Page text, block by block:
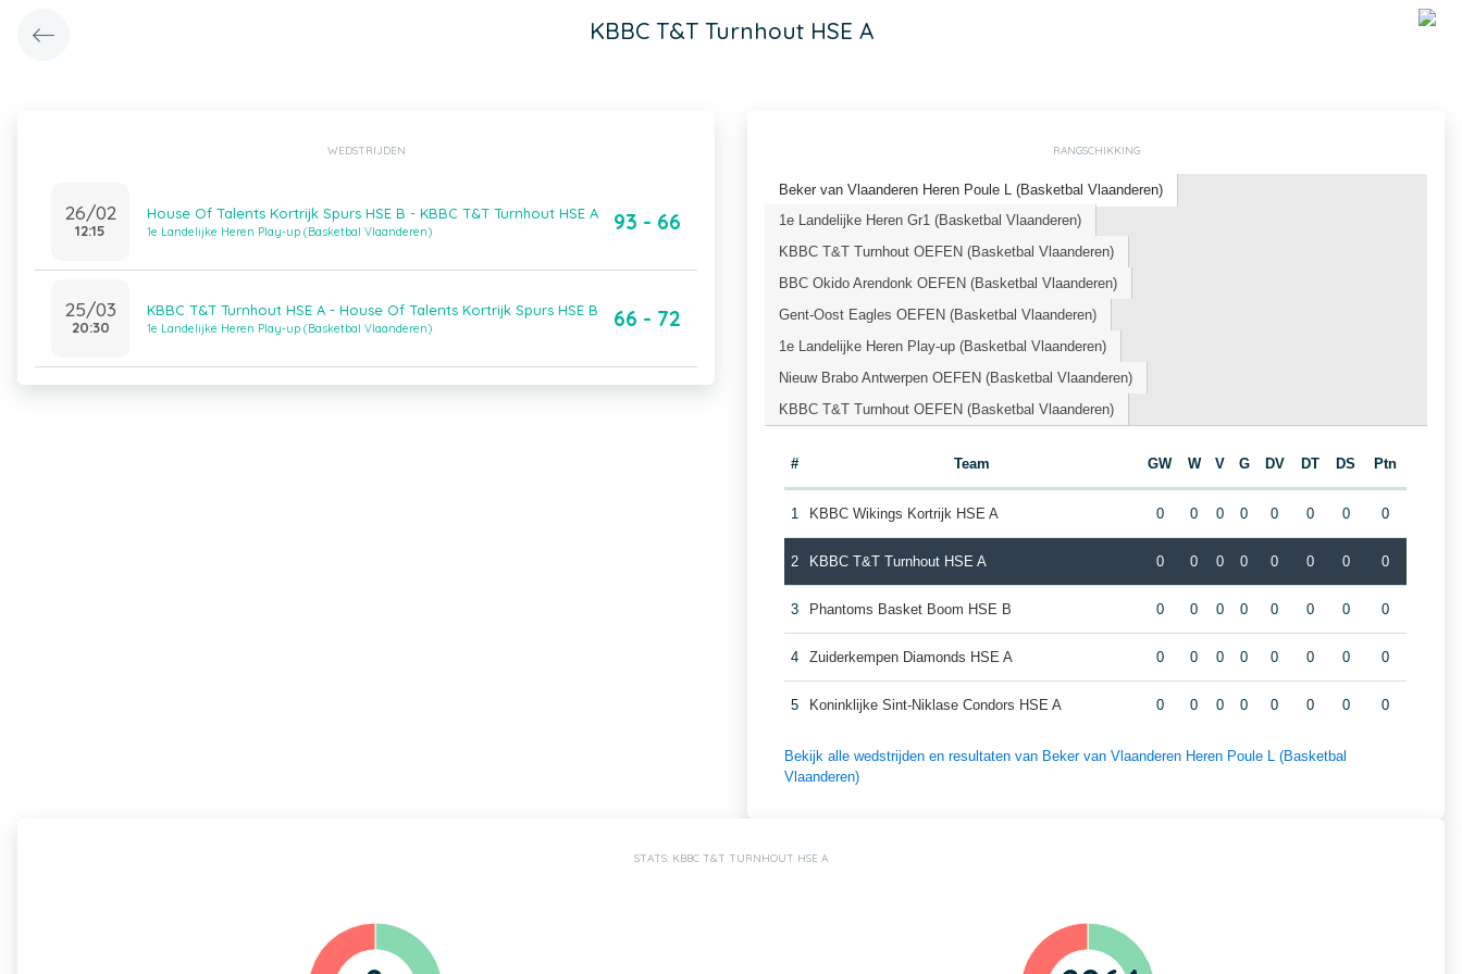
KBBC T&T Turnhout HSE A
WEDSTRIJDEN
26/02
12:15
House Of Talents Kortrijk Spurs HSE B - KBBC T&T Turnhout HSE A
1e Landelijke Heren Play-up (Basketbal Vlaanderen) 93 - 66
25/03
20:30
KBBC T&T Turnhout HSE A - House Of Talents Kortrijk Spurs HSE B
1e Landelijke Heren Play-up (Basketbal Vlaanderen) 66 - 72
RANGSCHIKKING
Beker van Vlaanderen Heren Poule L (Basketbal Vlaanderen)
1e Landelijke Heren Gr1 (Basketbal Vlaanderen)
KBBC T&T Turnhout OEFEN (Basketbal Vlaanderen)
BBC Okido Arendonk OEFEN (Basketbal Vlaanderen)
Gent-Oost Eagles OEFEN (Basketbal Vlaanderen)
1e Landelijke Heren Play-up (Basketbal Vlaanderen)
Nieuw Brabo Antwerpen OEFEN (Basketbal Vlaanderen)
KBBC T&T Turnhout OEFEN (Basketbal Vlaanderen)
# Team GW W V G DV DT DS Ptn
1 KBBC Wikings Kortrijk HSE A 0 0 0 0 0 0 0 0
2 KBBC T&T Turnhout HSE A 0 0 0 0 0 0 0 0
3 Phantoms Basket Boom HSE B 0 0 0 0 0 0 0 0
4 Zuiderkempen Diamonds HSE A 0 0 0 0 0 0 0 0
5 Koninklijke Sint-Niklase Condors HSE A 0 0 0 0 0 0 0 0
Bekijk alle wedstrijden en resultaten van Beker van Vlaanderen Heren Poule L (Basketbal
Vlaanderen)
STATS: KBBC T&T TURNHOUT HSE A